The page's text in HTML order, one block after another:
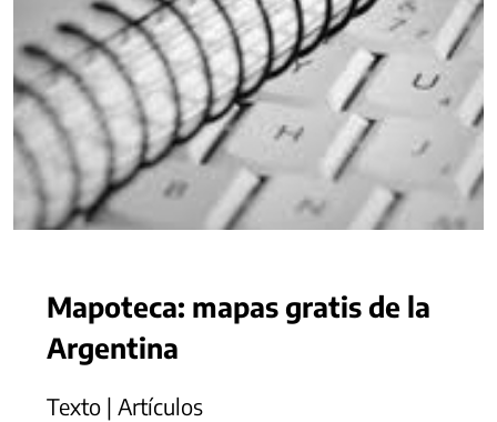
Mapoteca: mapas gratis de la
Argentina
Texto | Artículos